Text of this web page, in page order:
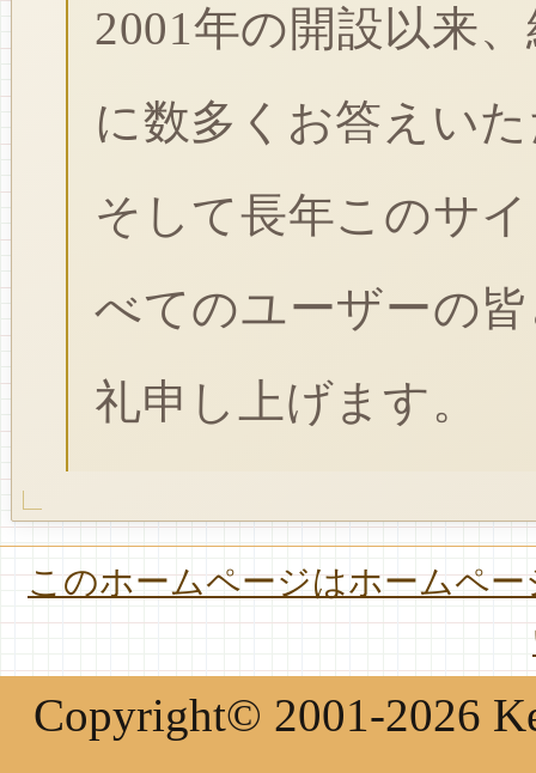
2001年の開設以来
に数多くお答えい
そして長年このサ
べてのユーザーの
礼申し上げます。
このホームページはホームペ
Copyright© 2001-2026